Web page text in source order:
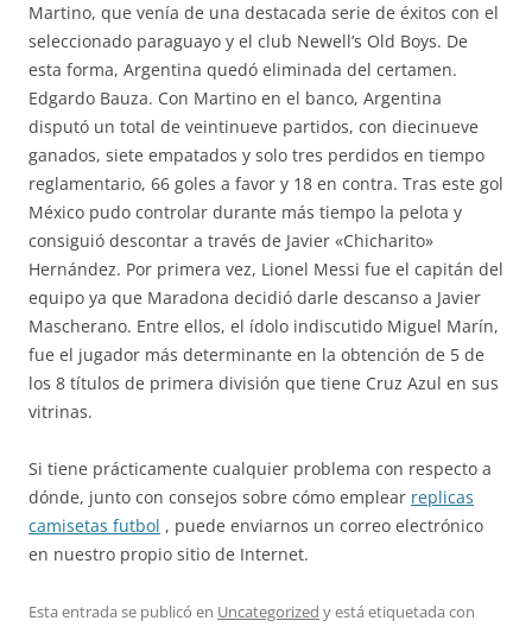
Martino, que venía de una destacada serie de éxitos con el
seleccionado paraguayo y el club Newell’s Old Boys. De
esta forma, Argentina quedó eliminada del certamen.
Edgardo Bauza. Con Martino en el banco, Argentina
disputó un total de veintinueve partidos, con diecinueve
ganados, siete empatados y solo tres perdidos en tiempo
reglamentario, 66 goles a favor y 18 en contra. Tras este gol
México pudo controlar durante más tiempo la pelota y
consiguió descontar a través de Javier «Chicharito»
Hernández. Por primera vez, Lionel Messi fue el capitán del
equipo ya que Maradona decidió darle descanso a Javier
Mascherano. Entre ellos, el ídolo indiscutido Miguel Marín,
fue el jugador más determinante en la obtención de 5 de
los 8 títulos de primera división que tiene Cruz Azul en sus
vitrinas.
Si tiene prácticamente cualquier problema con respecto a
dónde, junto con consejos sobre cómo emplear replicas
camisetas futbol , puede enviarnos un correo electrónico
en nuestro propio sitio de Internet.
Esta entrada se publicó en Uncategorized y está etiquetada con